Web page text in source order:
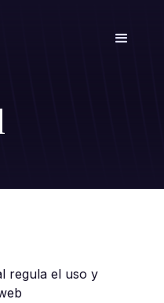
regula el uso y